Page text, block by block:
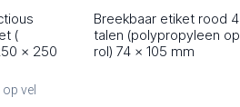
(
x 250
vel
80515
Breekbaar etiket rood 4
talen (polypropyleen op
rol) 74 x 105 mm